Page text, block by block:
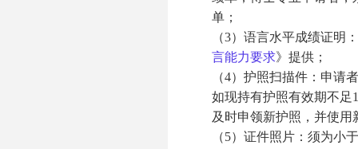
单；
（3）语言水平成绩证明
言能力要求》提供；
（4）护照扫描件：申请
如现持有护照有效期不足
及时申领新护照，并使用
（5）证件照片：须为小